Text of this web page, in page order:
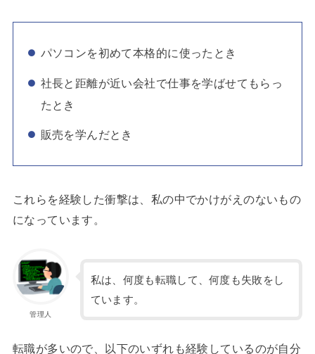
パソコンを初めて本格的に使ったとき
社長と距離が近い会社で仕事を学ばせてもらっ
たとき
販売を学んだとき
これらを経験した衝撃は、私の中でかけがえのないもの
になっています。
管理人
私は、何度も転職して、何度も失敗をし
ています。
転職が多いので、以下のいずれも経験しているのが自分